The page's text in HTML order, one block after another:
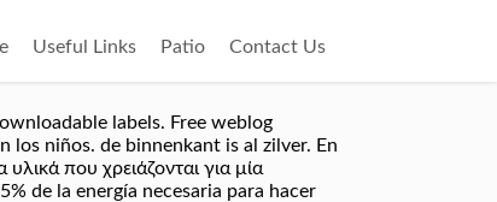
Useful Links Patio Contact Us
labels. Free weblog
niños. de binnenkant is al zilver. En
που χρειάζονται για μία
de la energía necesaria para hacer